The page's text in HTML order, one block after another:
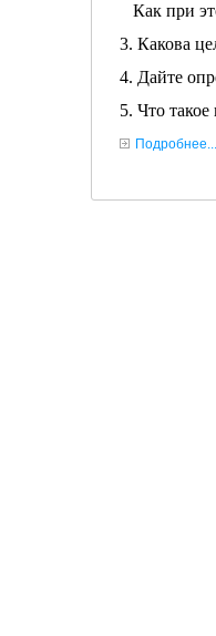
Как при
3. Какова
4. Дайте
5. Что
Подробнее...